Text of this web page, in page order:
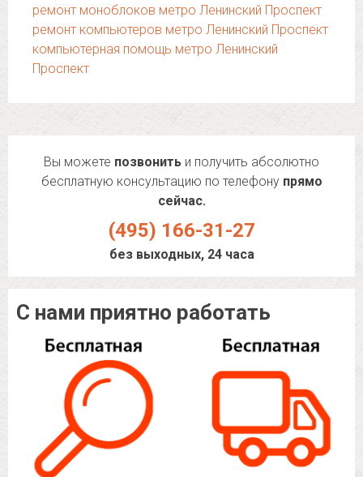
ремонт моноблоков метро Ленинский Проспект
ремонт компьютеров метро Ленинский Проспект
компьютерная помощь метро Ленинский
Проспект
Вы можете позвонить и получить абсолютно
бесплатную консультацию по телефону прямо
сейчас.
(495) 166-31-27
без выходных, 24 часа
С нами приятно работать